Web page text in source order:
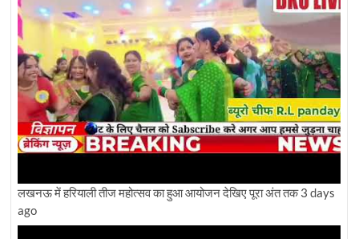
लखनऊ में हरियाली तीज महोत्सव का हुआ आयोजन देखिए पूरा अंत तक3 days
ago